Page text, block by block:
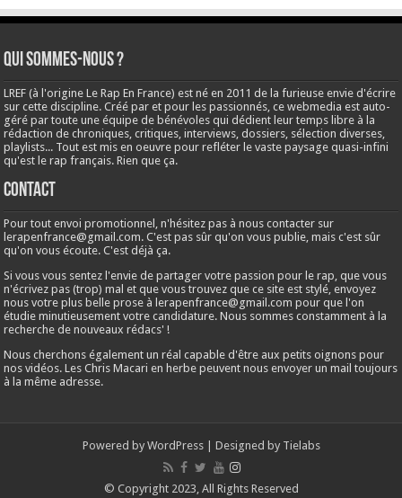
Qui sommes-nous ?
LREF (à l'origine Le Rap En France) est né en 2011 de la furieuse envie d'écrire
sur cette discipline. Créé par et pour les passionnés, ce webmedia est auto-
géré par toute une équipe de bénévoles qui dédient leur temps libre à la
rédaction de chroniques, critiques, interviews, dossiers, sélection diverses,
playlists... Tout est mis en oeuvre pour refléter le vaste paysage quasi-infini
qu'est le rap français. Rien que ça.
Contact
Pour tout envoi promotionnel, n'hésitez pas à nous contacter sur
lerapenfrance@gmail.com. C'est pas sûr qu'on vous publie, mais c'est sûr
qu'on vous écoute. C'est déjà ça.
Si vous vous sentez l'envie de partager votre passion pour le rap, que vous
n'écrivez pas (trop) mal et que vous trouvez que ce site est stylé, envoyez
nous votre plus belle prose à lerapenfrance@gmail.com pour que l'on
étudie minutieusement votre candidature. Nous sommes constamment à la
recherche de nouveaux rédacs' !
Nous cherchons également un réal capable d'être aux petits oignons pour
nos vidéos. Les Chris Macari en herbe peuvent nous envoyer un mail toujours
à la même adresse.
Powered by WordPress| Designed by Tielabs
© Copyright 2023, All Rights Reserved